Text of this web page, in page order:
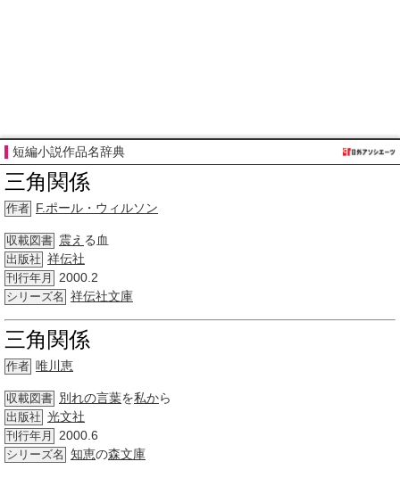
短編小説作品名辞典
三角関係
作者 F. ポール・ウィルソン
収載図書 震え る血
出版社 祥伝社
刊行年月 2000.2
シリーズ名 祥伝社文庫
三角関係
作者 唯川恵
収載図書 別れの言葉を私から
出版社 光文社
刊行年月 2000.6
シリーズ名 知恵の森文庫